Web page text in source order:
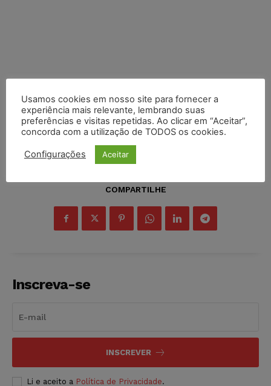
COMPARTILHE
Inscreva-se
INSCREVER
Li e aceito a Política de Privacidade.
Usamos cookies em nosso site para fornecer a
experiência mais relevante, lembrando suas
preferências e visitas repetidas. Ao clicar em “Aceitar”,
concorda com a utilização de TODOS os cookies.
Configurações Aceitar